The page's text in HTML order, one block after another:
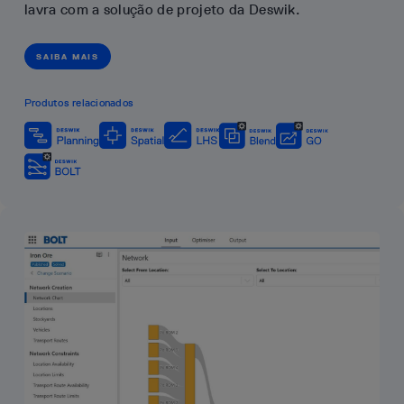
lavra com a solução de projeto da Deswik.
SAIBA MAIS
Produtos relacionados